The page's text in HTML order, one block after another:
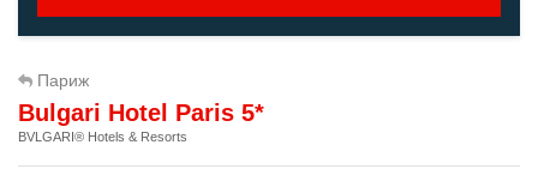
Париж
Bulgari Hotel Paris 5*
BVLGARI® Hotels & Resorts